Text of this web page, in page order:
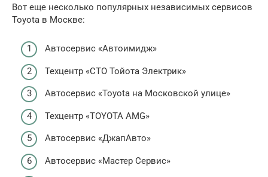
Вот еще несколько популярных независимых сервисов
Toyota в Москве:
Автосервис «Автоимидж»
Техцентр «СТО Тойота Электрик»
Автосервис «Toyota на Московской улице»
Техцентр «TOYOTA AMG»
Автосервис «ДжапАвто»
Автосервис «Мастер Сервис»